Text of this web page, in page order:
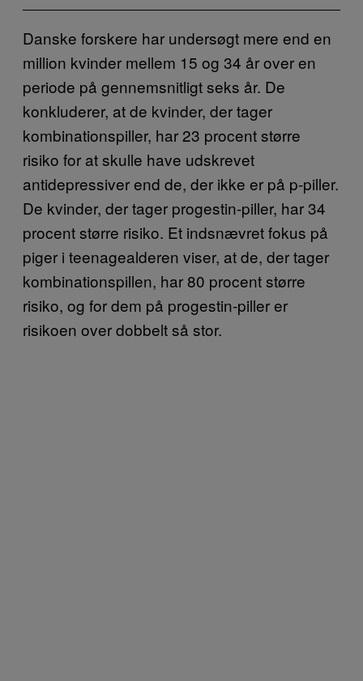
Danske forskere har undersøgt mere end en
million kvinder mellem 15 og 34 år over en
periode på gennemsnitligt seks år. De
konkluderer, at de kvinder, der tager
kombinationspiller, har 23 procent større
risiko for at skulle have udskrevet
antidepressiver end de, der ikke er på p-piller.
De kvinder, der tager progestin-piller, har 34
procent større risiko. Et indsnævret fokus på
piger i teenagealderen viser, at de, der tager
kombinationspillen, har 80 procent større
risiko, og for dem på progestin-piller er
risikoen over dobbelt så stor.